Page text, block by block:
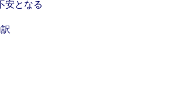
安となる